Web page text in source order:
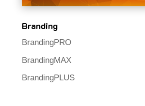
Branding
BrandingPRO
BrandingMAX
BrandingPLUS